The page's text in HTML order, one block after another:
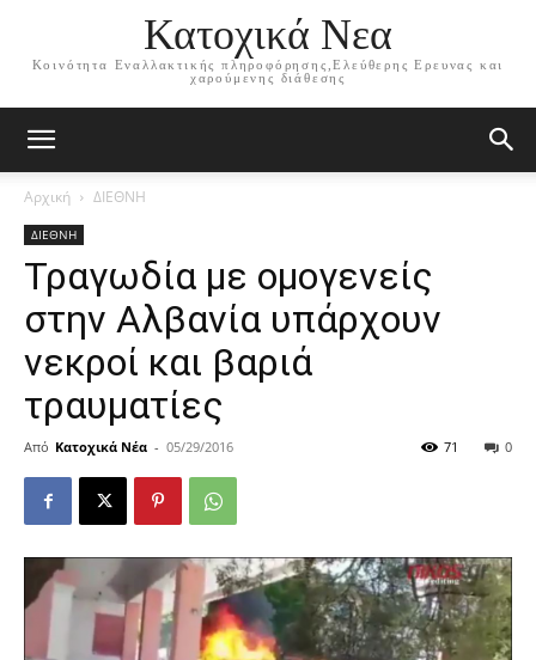
Κατοχικά Νεα
Κοινότητα Εναλλακτικής πληροφόρησης,Ελεύθερης Ερευνας και
χαρούμενης διάθεσης
Αρχική ΔΙΕΘΝΗ
ΔΙΕΘΝΗ
Τραγωδία με ομογενείς
στην Αλβανία υπάρχουν
νεκροί και βαριά
τραυματίες
Από Κατοχικά Νέα - 05/29/2016 0
71